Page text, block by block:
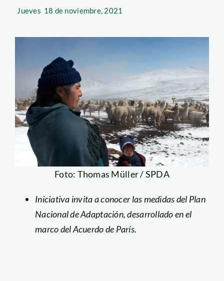
Jueves 18 de noviembre, 2021
Foto: Thomas Müller / SPDA
Iniciativa invita a conocer las medidas del Plan
Nacional de Adaptación, desarrollado en el
marco del Acuerdo de París.